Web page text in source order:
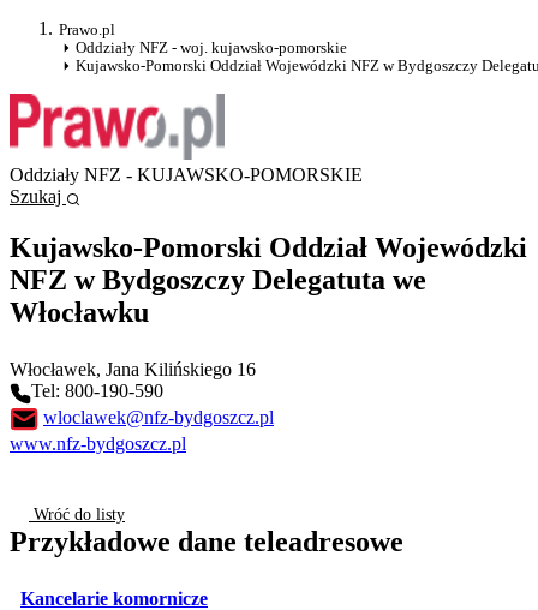
Prawo.pl
Oddziały NFZ - woj. kujawsko-pomorskie
Kujawsko-Pomorski Oddział Wojewódzki NFZ w Bydgoszczy
Oddziały NFZ - KUJAWSKO-POMORSKIE
Szukaj
Kujawsko-Pomorski Oddział Wojewódzki
NFZ w Bydgoszczy Delegatuta we
Włocławku
Włocławek, Jana Kilińskiego 16
Tel: 800-190-590
wloclawek@nfz-bydgoszcz.pl
www.nfz-bydgoszcz.pl
Wróć do listy
Przykładowe dane teleadresowe
Kancelarie komorniczeotwiera się w nowej karcie